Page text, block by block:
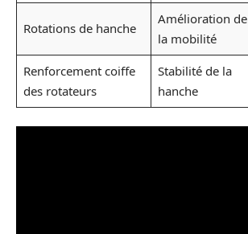
Rotations de hanche
Amélioration de
la mobilité
Renforcement coiffe
des rotateurs
Stabilité de la
hanche